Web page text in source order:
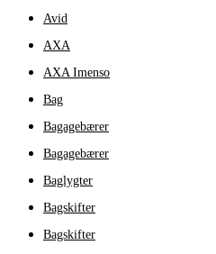
Avid
AXA
AXA Imenso
Bag
Bagagebærer
Bagagebærer
Baglygter
Bagskifter
Bagskifter